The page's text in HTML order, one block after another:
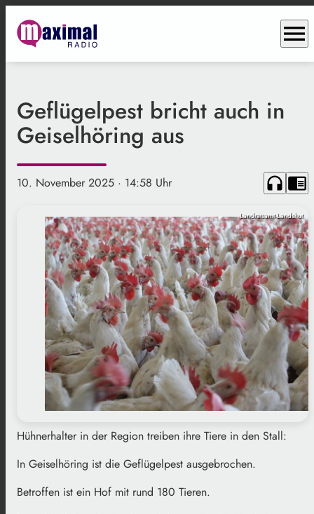
menu
Geflügelpest bricht auch in
Geiselhöring aus
10. November 2025 · 14:58 Uhr headphones chrome_reader_mode
Landratsamt Landshut
Hühnerhalter in der Region treiben ihre Tiere in den Stall:
In Geiselhöring ist die Geflügelpest ausgebrochen.
Betroffen ist ein Hof mit rund 180 Tieren.